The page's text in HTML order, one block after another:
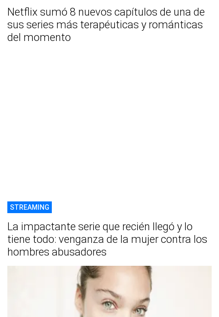
Netflix sumó 8 nuevos capítulos de una de
sus series más terapéuticas y románticas
del momento
STREAMING
La impactante serie que recién llegó y lo
tiene todo: venganza de la mujer contra los
hombres abusadores